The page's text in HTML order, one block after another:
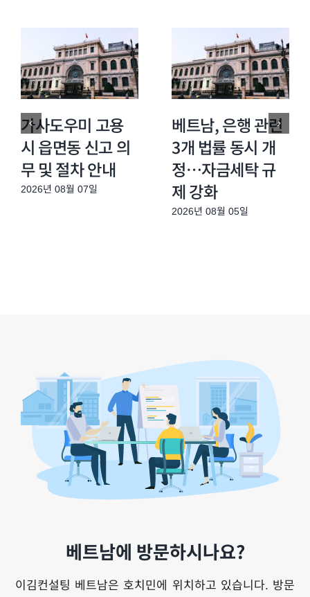
가사도우미 고용
시 읍면동 신고 의
무 및 절차 안내
2026년 08월 07일
베트남, 은행 관련
3개 법률 동시 개
정…자금세탁 규
제 강화
2026년 08월 05일
베트남에 방문하시나요?
이김컨설팅 베트남은 호치민에 위치하고 있습니다. 방문